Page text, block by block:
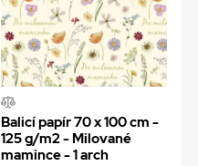
Balicí papír 70 x 100 cm -
125 g/m2 - Milované
mamince - 1 arch